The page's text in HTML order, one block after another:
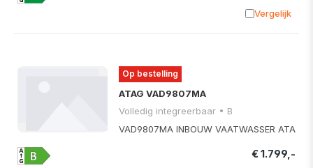
Vergelijk
Op bestelling
ATAG VAD9807MA
Volledig integreerbaar • B
VAD9807MA INBOUW VAATWASSER ATA
€ 1.799,-